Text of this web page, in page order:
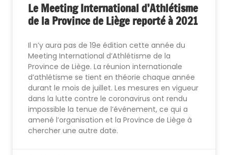
Le Meeting International d’Athlétisme
de la Province de Liège reporté à 2021
Il n’y aura pas de 19e édition cette année du
Meeting International d’Athlétisme de la
Province de Liège. La réunion internationale
d’athlétisme se tient en théorie chaque année
durant le mois de juillet. Les mesures en vigueur
dans la lutte contre le coronavirus ont rendu
impossible la tenue de l’événement, ce qui a
amené l’organisation et la Province de Liège à
chercher une autre date.